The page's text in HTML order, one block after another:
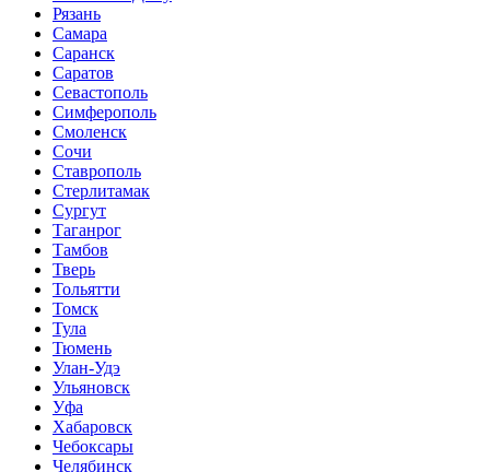
Рязань
Самара
Саранск
Саратов
Севастополь
Симферополь
Смоленск
Сочи
Ставрополь
Стерлитамак
Сургут
Таганрог
Тамбов
Тверь
Тольятти
Томск
Тула
Тюмень
Улан-Удэ
Ульяновск
Уфа
Хабаровск
Чебоксары
Челябинск